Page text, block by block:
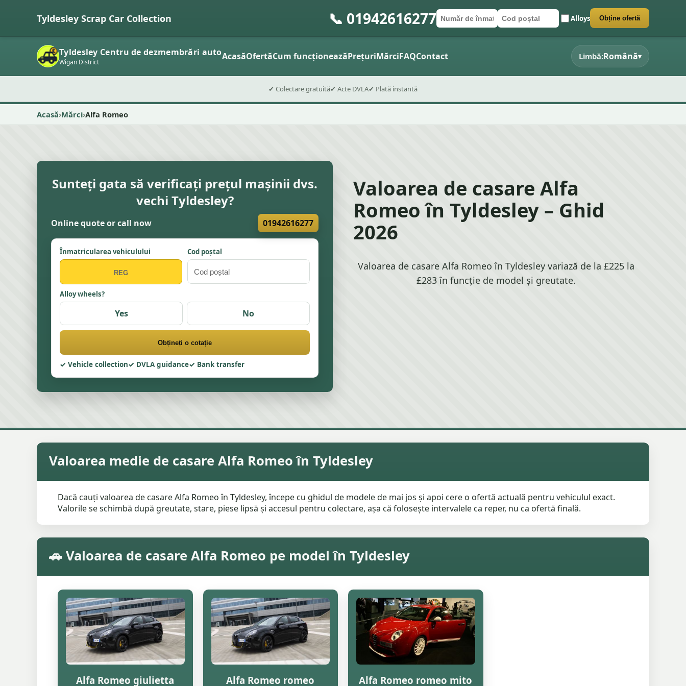
Tyldesley Scrap Car Collection 📞 01942616277Număr de înmatriculare
Cod poștal Alloys
Trimite formularul Obține ofertă
Tyldesley Centru de dezmembrări auto
Wigan District AcasăOfertăCum funcționeazăPrețuriMărciFAQContact Limbă:Română▾
✔ Colectare gratuită✔ Acte DVLA✔ Plată instantă
Acasă Mărci Alfa Romeo
Sunteți gata să verificați prețul mașinii dvs.
vechi Tyldesley?
Online quote or call now 01942616277
Înmatricularea vehiculului Cod poștal
Alloy wheels?
Yes No
Obțineți o cotație
Vehicle collection DVLA guidance Bank transfer
Valoarea de casare Alfa
Romeo în Tyldesley – Ghid
2026
Valoarea de casare Alfa Romeo în Tyldesley variază de la £225 la
£283 în funcție de model și greutate.
Valoarea medie de casare Alfa Romeo în Tyldesley
Dacă cauți valoarea de casare Alfa Romeo în Tyldesley, începe cu ghidul de modele de mai jos și apoi cere o ofertă actuală pentru vehiculul exact.
Valorile se schimbă după greutate, stare, piese lipsă și accesul pentru colectare, așa că folosește intervalele ca reper, nu ca ofertă finală.
🚗 Valoarea de casare Alfa Romeo pe model în Tyldesley
Alfa Romeo giulietta Alfa Romeo romeo Alfa Romeo romeo mito